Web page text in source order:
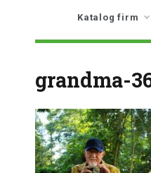
Katalog firm
grandma-